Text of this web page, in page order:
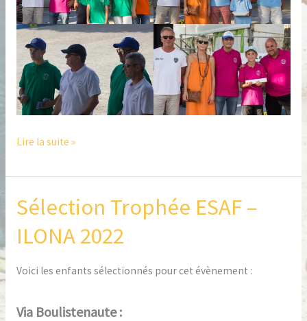
Lire la suite »
Sélection Trophée ESAF –
ILONA 2022
Voici les enfants sélectionnés pour cet évènement :
Via Boulistenaute :
Sélection
ESAF
ILONA